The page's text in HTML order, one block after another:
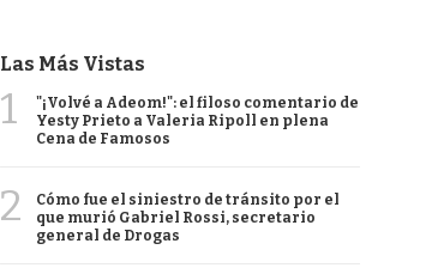
Las Más Vistas
1
"¡Volvé a Adeom!": el filoso comentario de
Yesty Prieto a Valeria Ripoll en plena
Cena de Famosos
2
Cómo fue el siniestro de tránsito por el
que murió Gabriel Rossi, secretario
general de Drogas